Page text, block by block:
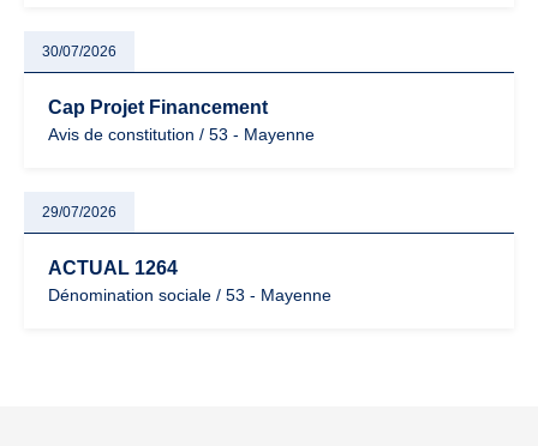
30/07/2026
Cap Projet Financement
Avis de constitution / 53 - Mayenne
29/07/2026
ACTUAL 1264
Dénomination sociale / 53 - Mayenne